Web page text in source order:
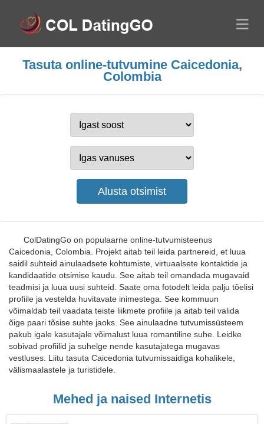
Tasuta online-tutvumine Caicedonia,
Colombia
ColDatingGo on populaarne online-tutvumisteenus
Caicedonia, Colombia. Projekt aitab teil leida partnereid, et luua
saidil suhteid ainulaadsete kohtumiste, virtuaalsete kontaktide ja
kandidaatide otsimise kaudu. See aitab teil omandada mugavaid
teadmisi ja luua uusi suhteid. Saate oma fotodelt leida palju tõelisi
profiile ja vestelda huvitavate inimestega. See kommuun
võimaldab teil vaadata teiste liikmete profiile ja aitab teil valida
õige paari tõsise suhte jaoks. See ainulaadne tutvumissüsteem
pakub igale kasutajale võimalust luua romantiline suhe. Leidke
sobivad profiilid ja suhelge nende kasutajatega mugavas
vestluses. Liitu tasuta Caicedonia tutvumissaidiga kohalikele,
välismaalastele ja turistidele.
Mehed ja naised Internetis